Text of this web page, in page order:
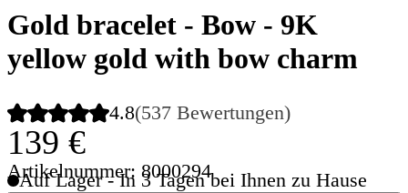
Gold bracelet - Bow - 9K
yellow gold with bow charm
4.8(537 Bewertungen)
139 €
Artikelnummer: 8000294
Auf Lager - In 3 Tagen bei Ihnen zu Hause